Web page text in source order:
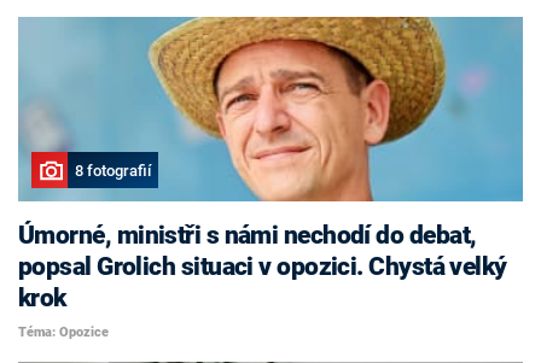
8 fotografií
Úmorné, ministři s námi nechodí do debat,
popsal Grolich situaci v opozici. Chystá velký
krok
Téma: Opozice